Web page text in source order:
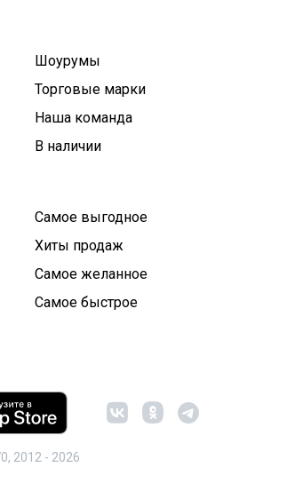
Шоурумы
Торговые марки
Наша команда
В наличии
Самое выгодное
Хиты продаж
Самое желанное
Самое быстрое
2012 - 2026